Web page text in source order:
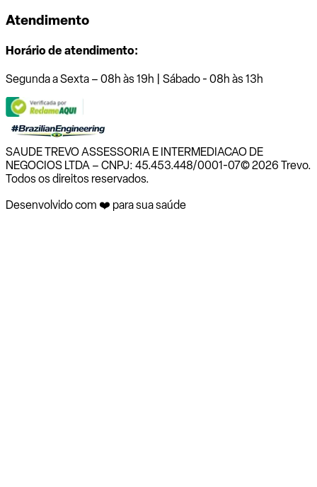
Atendimento
Horário de atendimento:
Segunda a Sexta – 08h às 19h | Sábado - 08h às 13h
SAUDE TREVO ASSESSORIA E INTERMEDIACAO DE
NEGOCIOS LTDA – CNPJ: 45.453.448/0001-07© 2026 Trevo.
Todos os direitos reservados.
Desenvolvido com ❤️ para sua saúde